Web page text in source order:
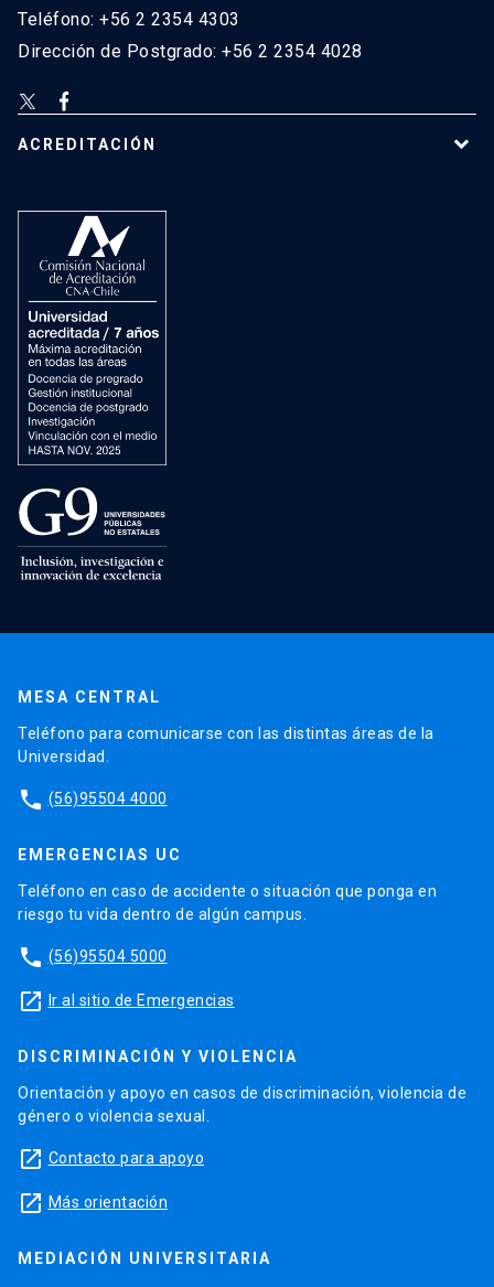
Teléfono: +56 2 2354 4303
Dirección de Postgrado: +56 2 2354 4028
ACREDITACIÓN
MESA CENTRAL
Teléfono para comunicarse con las distintas áreas de la
Universidad.
phone (56)95504 4000
EMERGENCIAS UC
Teléfono en caso de accidente o situación que ponga en
riesgo tu vida dentro de algún campus.
phone (56)95504 5000
launch Ir al sitio de Emergencias
DISCRIMINACIÓN Y VIOLENCIA
Orientación y apoyo en casos de discriminación, violencia de
género o violencia sexual.
launch Contacto para apoyo
launch Más orientación
MEDIACIÓN UNIVERSITARIA